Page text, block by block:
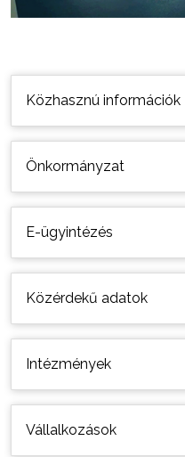
Közhasznú információk
Önkormányzat
E-ügyintézés
Közérdekű adatok
Intézmények
Vállalkozások